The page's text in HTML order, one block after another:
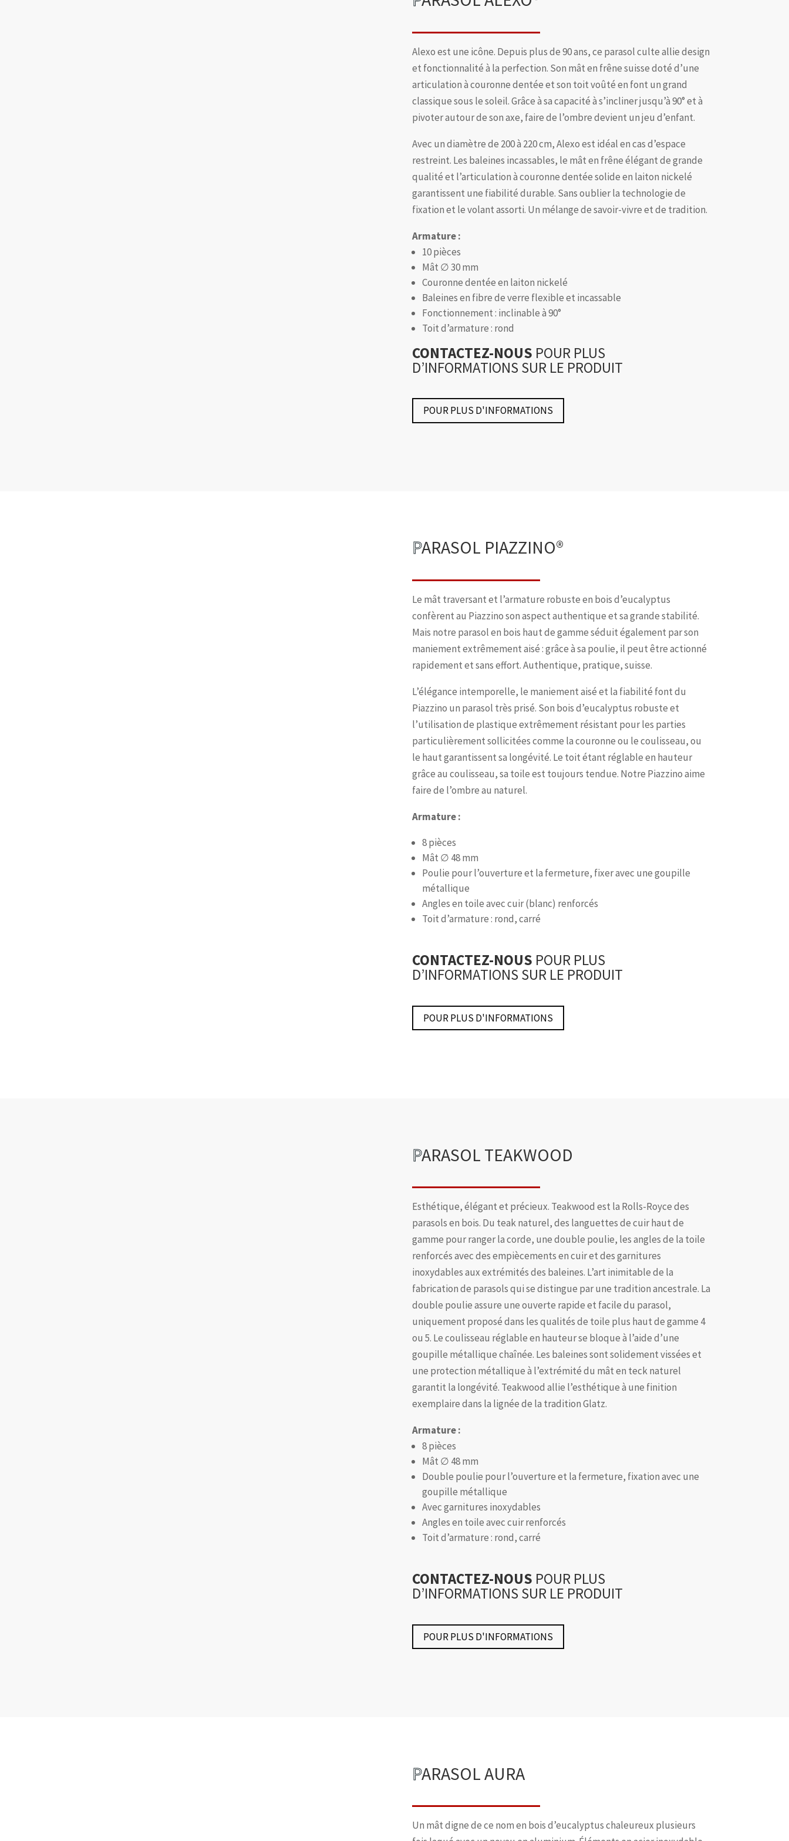
Alexo est une icône. Depuis plus de 90 ans, ce parasol culte allie design
et fonctionnalité à la perfection. Son mât en frêne suisse doté d’une
articulation à couronne dentée et son toit voûté en font un grand
classique sous le soleil. Grâce à sa capacité à s’incliner jusqu’à 90° et à
pivoter autour de son axe, faire de l’ombre devient un jeu d’enfant.
Avec un diamètre de 200 à 220 cm, Alexo est idéal en cas d’espace
restreint. Les baleines incassables, le mât en frêne élégant de grande
qualité et l’articulation à couronne dentée solide en laiton nickelé
garantissent une fiabilité durable. Sans oublier la technologie de
fixation et le volant assorti. Un mélange de savoir-vivre et de tradition.
Armature :
10 pièces
Mât ∅ 30 mm
Couronne dentée en laiton nickelé
Baleines en fibre de verre flexible et incassable
Fonctionnement : inclinable à 90°
Toit d’armature : rond
CONTACTEZ-NOUS POUR PLUS
D’INFORMATIONS SUR LE PRODUIT
POUR PLUS D'INFORMATIONS
PARASOL PIAZZINO®
Le mât traversant et l’armature robuste en bois d’eucalyptus
confèrent au Piazzino son aspect authentique et sa grande stabilité.
Mais notre parasol en bois haut de gamme séduit également par son
maniement extrêmement aisé : grâce à sa poulie, il peut être actionné
rapidement et sans effort. Authentique, pratique, suisse.
L’élégance intemporelle, le maniement aisé et la fiabilité font du
Piazzino un parasol très prisé. Son bois d’eucalyptus robuste et
l’utilisation de plastique extrêmement résistant pour les parties
particulièrement sollicitées comme la couronne ou le coulisseau, ou
le haut garantissent sa longévité. Le toit étant réglable en hauteur
grâce au coulisseau, sa toile est toujours tendue. Notre Piazzino aime
faire de l’ombre au naturel.
Armature :
8 pièces
Mât ∅ 48 mm
Poulie pour l’ouverture et la fermeture, fixer avec une goupille
métallique
Angles en toile avec cuir (blanc) renforcés
Toit d’armature : rond, carré
CONTACTEZ-NOUS POUR PLUS
D’INFORMATIONS SUR LE PRODUIT
POUR PLUS D'INFORMATIONS
PARASOL TEAKWOOD
Esthétique, élégant et précieux. Teakwood est la Rolls-Royce des
parasols en bois. Du teak naturel, des languettes de cuir haut de
gamme pour ranger la corde, une double poulie, les angles de la toile
renforcés avec des empiècements en cuir et des garnitures
inoxydables aux extrémités des baleines. L’art inimitable de la
fabrication de parasols qui se distingue par une tradition ancestrale. La
double poulie assure une ouverte rapide et facile du parasol,
uniquement proposé dans les qualités de toile plus haut de gamme 4
ou 5. Le coulisseau réglable en hauteur se bloque à l’aide d’une
goupille métallique chaînée. Les baleines sont solidement vissées et
une protection métallique à l’extrémité du mât en teck naturel
garantit la longévité. Teakwood allie l’esthétique à une finition
exemplaire dans la lignée de la tradition Glatz.
Armature :
8 pièces
Mât ∅ 48 mm
Double poulie pour l’ouverture et la fermeture, fixation avec une
goupille métallique
Avec garnitures inoxydables
Angles en toile avec cuir renforcés
Toit d’armature : rond, carré
CONTACTEZ-NOUS POUR PLUS
D’INFORMATIONS SUR LE PRODUIT
POUR PLUS D'INFORMATIONS
PARASOL AURA
Un mât digne de ce nom en bois d’eucalyptus chaleureux plusieurs